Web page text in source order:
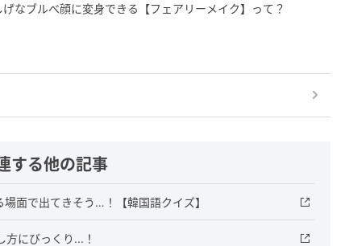
なブルべ顔に変身できる【フェアリーメイク】って？
する他の記事
面で出てきそう…！【韓国語クイズ】
にびっくり...！